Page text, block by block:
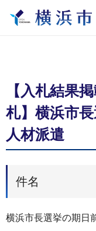
【入札結果
札】横浜市
人材派遣
件名
横浜市長選挙の期日